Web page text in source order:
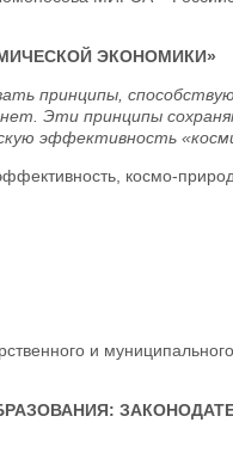
ЭКОНОМИКИ»
принципы,
Эти принципы
эффективность
космо-
и